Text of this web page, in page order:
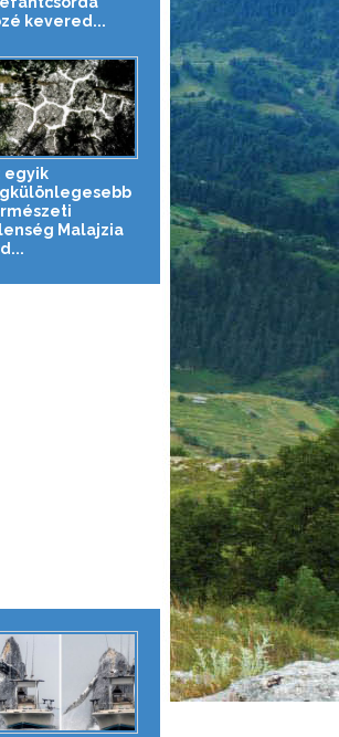
kevered...
egyik
Malajzia